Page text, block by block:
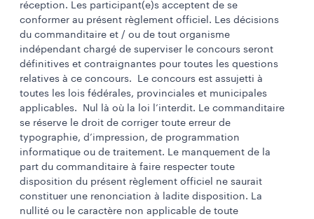
réception. Les participant(e)s acceptent de se
conformer au présent règlement officiel. Les décisions
du commanditaire et / ou de tout organisme
indépendant chargé de superviser le concours seront
définitives et contraignantes pour toutes les questions
relatives à ce concours. Le concours est assujetti à
toutes les lois fédérales, provinciales et municipales
applicables. Nul là où la loi l’interdit. Le commanditaire
se réserve le droit de corriger toute erreur de
typographie, d’impression, de programmation
informatique ou de traitement. Le manquement de la
part du commanditaire à faire respecter toute
disposition du présent règlement officiel ne saurait
constituer une renonciation à ladite disposition. La
nullité ou le caractère non applicable de toute